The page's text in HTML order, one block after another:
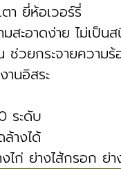
า ยี่ห้อเวอร์รี่
สะอาดง่าย ไม่เป็น
วยกระจายความ
นอิสระ
ระดับ
างได้
งไก่ ย่างไส้กรอก ย่